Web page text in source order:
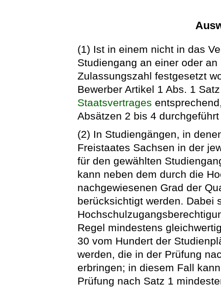
(1) Ist in einem nicht in das
Studiengang an einer oder
Zulassungszahl festgesetzt
Bewerber Artikel 1 Abs. 1
Staatsvertrages
Absätzen 2 bis 4
(2) In Studiengängen, in
Freistaates Sachsen in der
für den gewählten
kann neben dem durch die
nachgewiesenen Grad der
berücksichtigt werden. Dabei
Regel mindestens
30 vom Hundert der
werden, die in der Prüfung
erbringen; in diesem Fall
Prüfung nach Satz 1